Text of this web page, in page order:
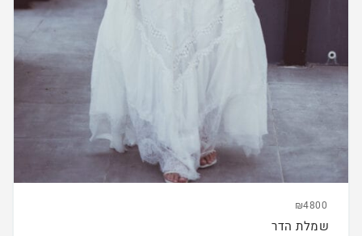
₪4800
שמלת הדר